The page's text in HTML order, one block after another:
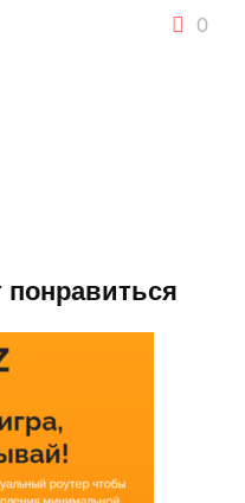
0